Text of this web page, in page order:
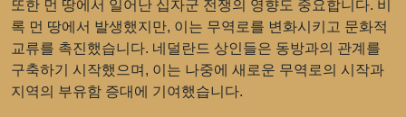
또한 먼 땅에서 일어난 십자군 전쟁의 영향도 중요합니다. 비
록 먼 땅에서 발생했지만, 이는 무역로를 변화시키고 문화적
교류를 촉진했습니다. 네덜란드 상인들은 동방과의 관계를
구축하기 시작했으며, 이는 나중에 새로운 무역로의 시작과
지역의 부유함 증대에 기여했습니다.